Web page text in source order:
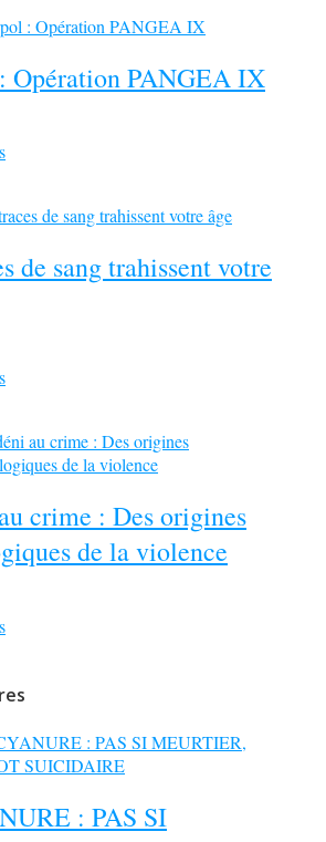
Opération PANGEA IX
de sang trahissent votre
crime : Des origines
de la violence
: PAS SI